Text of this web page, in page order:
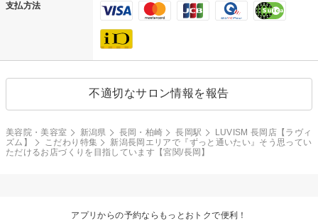
支払方法
不適切なサロン情報を報告
美容院・美容室 新潟県 長岡・柏崎 長岡駅
LUVISM 長岡店【ラヴィ
ズム】
こだわり特集
新潟長岡エリアで『ずっと通いたい』そう思ってい
ただけるお店づくりを目指しています【宮関/長岡】
アプリからの予約ならもっとおトクで便利！